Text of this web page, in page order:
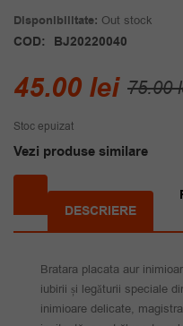
Disponibilitate: Out stock
COD: BJ20220040
75.00
45.00 lei
Stoc epuizat
Vezi produse similare
DESCRIERE
Bratara placata aur
iubirii și legăturii speciale
inimioare delicate,